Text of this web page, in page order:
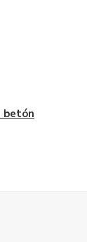
betón